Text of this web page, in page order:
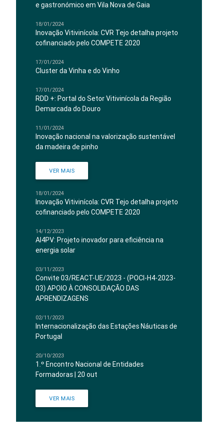
e gastronómico em Vila Nova de Gaia
18/01/2024
Inovação Vitivinícola: CVR Tejo detalha projeto
cofinanciado pelo COMPETE 2020
17/01/2024
Cluster da Vinha e do Vinho
17/01/2024
RDD +: Portal do Setor Vitivinícola da Região
Demarcada do Douro
11/01/2024
Inovação nacional na valorização sustentável
da madeira de pinho
VER MAIS
18/01/2024
Inovação Vitivinícola: CVR Tejo detalha projeto
cofinanciado pelo COMPETE 2020
14/12/2023
AI4PV: Projeto inovador para eficiência na
energia solar
03/11/2023
Convite 03/REACT-UE/2023 - (POCI-H4-2023-
03) APOIO À CONSOLIDAÇÃO DAS
APRENDIZAGENS
02/11/2023
Internacionalização das Estações Náuticas de
Portugal
20/10/2023
1.º Encontro Nacional de Entidades
Formadoras | 20 out
VER MAIS